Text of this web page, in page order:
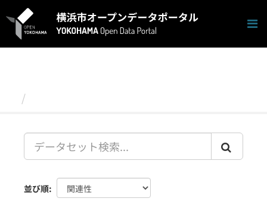
キ
並び順